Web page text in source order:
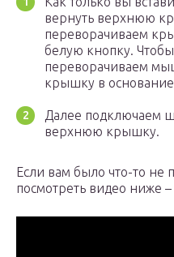
вернуть верхнюю
переворачиваем
белую кнопку.
переворачиваем
крышку в
Далее подключаем
верхнюю крышку.
Если вам было что-то не
посмотреть видео ниже